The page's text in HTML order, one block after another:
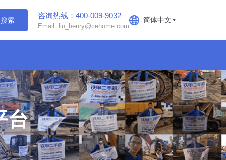
搜索
咨询热线：400-009-9032
Email: lin_henry@cehome.com
简体中文
台